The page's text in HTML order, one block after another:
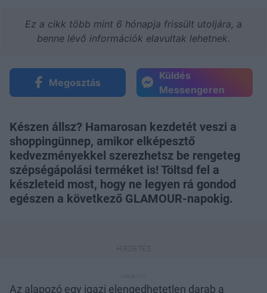
Ez a cikk több mint 6 hónapja frissült utoljára, a
benne lévő információk elavultak lehetnek.
Megosztás
Küldés
Messengeren
Készen állsz? Hamarosan kezdetét veszi a
shoppingünnep, amikor elképesztő
kedvezményekkel szerezhetsz be rengeteg
szépségápolási terméket is! Töltsd fel a
készleteid most, hogy ne legyen rá gondod
egészen a következő GLAMOUR-napokig.
Az alapozó egy igazi elengedhetetlen darab a